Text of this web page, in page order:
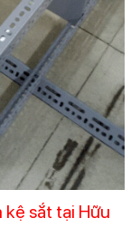
kệ sắt tại Hữu